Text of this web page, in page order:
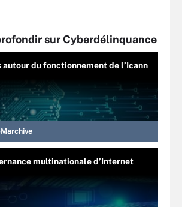
sur Cyberdélinquance
autour du fonctionnement de l’Icann
multinationale d’Internet